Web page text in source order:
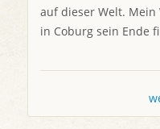
auf dieser Welt.
in Coburg sein Ende